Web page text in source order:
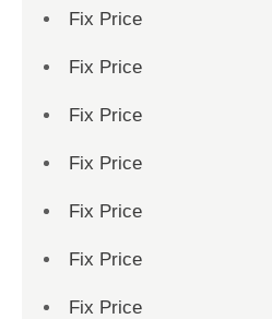
Fix Price
Fix Price
Fix Price
Fix Price
Fix Price
Fix Price
Fix Price